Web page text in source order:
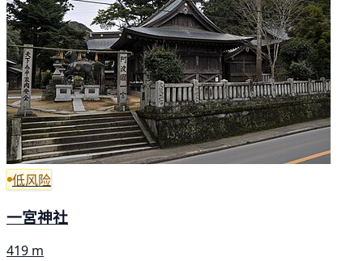
低风险
一宮神社
419 m